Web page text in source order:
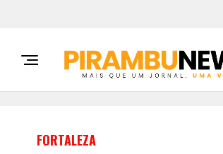
FORTALEZA